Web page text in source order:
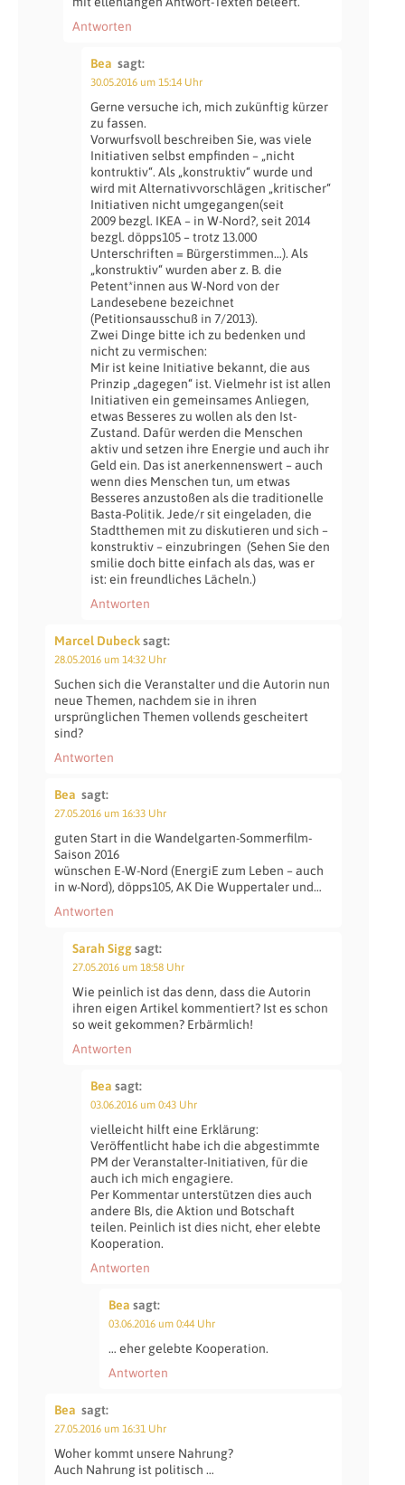
Antworten
Bea sagt:
30.05.2016 um 15:14 Uhr
Gerne versuche ich, mich zukünftig kürzer
zu fassen.
Vorwurfsvoll beschreiben Sie, was viele
Initiativen selbst empfinden – „nicht
kontruktiv“. Als „konstruktiv“ wurde und
wird mit Alternativvorschlägen „kritischer“
Initiativen nicht umgegangen(seit
2009 bezgl. IKEA – in W-Nord?, seit 2014
bezgl. döpps105 – trotz 13.000
Unterschriften = Bürgerstimmen…). Als
„konstruktiv“ wurden aber z. B. die
Petent*innen aus W-Nord von der
Landesebene bezeichnet
(Petitionsausschuß in 7/2013).
Zwei Dinge bitte ich zu bedenken und
nicht zu vermischen:
Mir ist keine Initiative bekannt, die aus
Prinzip „dagegen“ ist. Vielmehr ist ist allen
Initiativen ein gemeinsames Anliegen,
etwas Besseres zu wollen als den Ist-
Zustand. Dafür werden die Menschen
aktiv und setzen ihre Energie und auch ihr
Geld ein. Das ist anerkennenswert – auch
wenn dies Menschen tun, um etwas
Besseres anzustoßen als die traditionelle
Basta-Politik. Jede/r sit eingeladen, die
Stadtthemen mit zu diskutieren und sich –
konstruktiv – einzubringen (Sehen Sie den
smilie doch bitte einfach als das, was er
ist: ein freundliches Lächeln.)
Antworten
Marcel Dubecksagt:
28.05.2016 um 14:32 Uhr
Suchen sich die Veranstalter und die Autorin nun
neue Themen, nachdem sie in ihren
ursprünglichen Themen vollends gescheitert
sind?
Antworten
Bea sagt:
27.05.2016 um 16:33 Uhr
guten Start in die Wandelgarten-Sommerfilm-
Saison 2016
wünschen E-W-Nord (EnergiE zum Leben – auch
in w-Nord), döpps105, AK Die Wuppertaler und…
Antworten
Sarah Siggsagt:
27.05.2016 um 18:58 Uhr
Wie peinlich ist das denn, dass die Autorin
ihren eigen Artikel kommentiert? Ist es schon
so weit gekommen? Erbärmlich!
Antworten
Bea sagt:
03.06.2016 um 0:43 Uhr
vielleicht hilft eine Erklärung:
Veröffentlicht habe ich die abgestimmte
PM der Veranstalter-Initiativen, für die
auch ich mich engagiere.
Per Kommentar unterstützen dies auch
andere BIs, die Aktion und Botschaft
teilen. Peinlich ist dies nicht, eher elebte
Kooperation.
Antworten
Bea sagt:
03.06.2016 um 0:44 Uhr
… eher gelebte Kooperation.
Antworten
Bea sagt:
27.05.2016 um 16:31 Uhr
Woher kommt unsere Nahrung?
Auch Nahrung ist politisch …